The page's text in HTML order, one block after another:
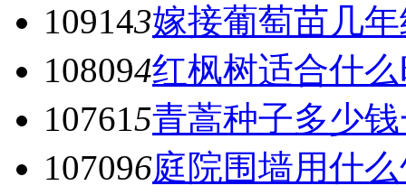
109143嫁接葡萄苗几
108094红枫树适合什
107615青蒿种子多少
107096庭院围墙用什